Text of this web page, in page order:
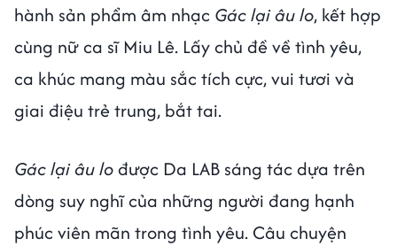
hành sản phẩm âm nhạc Gác lại âu lo, kết hợp
cùng nữ ca sĩ Miu Lê. Lấy chủ đề về tình yêu,
ca khúc mang màu sắc tích cực, vui tươi và
giai điệu trẻ trung, bắt tai.
Gác lại âu lođược Da LAB sáng tác dựa trên
dòng suy nghĩ của những người đang hạnh
phúc viên mãn trong tình yêu. Câu chuyện